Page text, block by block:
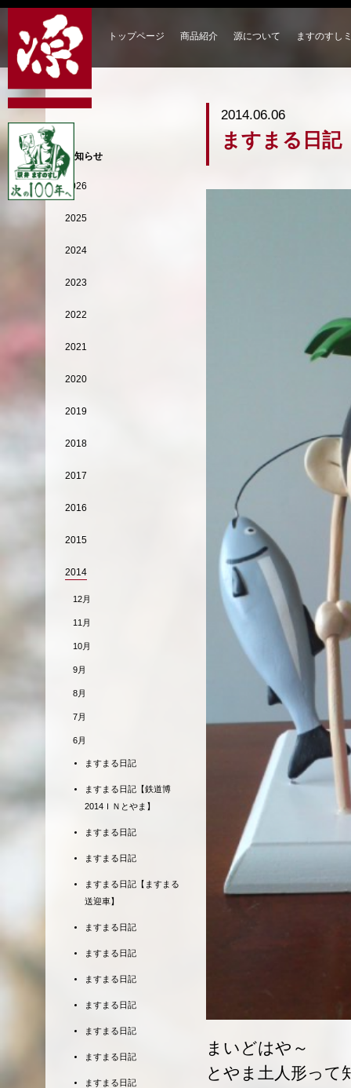
トップページ 商品紹介 源について ますのすし
2014.06.06
ますまる日記
まいどはや～
とやま土人形って
お知らせ
2026
2025
2024
2023
2022
2021
2020
2019
2018
2017
2016
2015
2014
12月
11月
10月
9月
8月
7月
6月
ますまる日記
ますまる日記【鉄道博
2014ＩＮとやま】
ますまる日記
ますまる日記
ますまる日記【ますまる
送迎車】
ますまる日記
ますまる日記
ますまる日記
ますまる日記
ますまる日記
ますまる日記
ますまる日記